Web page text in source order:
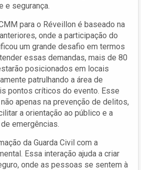
e segurança.
para o Réveillon é baseado na
onde a participação do
um grande desafio em termos
essas demandas, mais de 80
posicionados em locais
patrulhando a área de
pontos críticos do evento. Esse
apenas na prevenção de delitos,
a orientação ao público e a
emergências.
da Guarda Civil com a
Essa interação ajuda a criar
onde as pessoas se sentem à